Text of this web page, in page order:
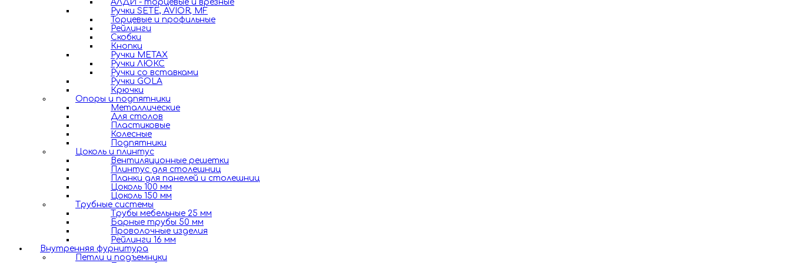
АЛДИ - торцевые и врезные
Ручки SETE, AVIOR, MF
Торцевые и профильные
Рейлинги
Скобки
Кнопки
Ручки METAX
Ручки ЛЮКС
Ручки со вставками
Ручки GOLA
Крючки
Опоры и подпятники
Металлические
Для столов
Пластиковые
Колесные
Подпятники
Цоколь и плинтус
Вентиляционные решетки
Плинтус для столешниц
Планки для панелей и столешниц
Цоколь 100 мм
Цоколь 150 мм
Трубные системы
Трубы мебельные 25 мм
Барные трубы 50 мм
Проволочные изделия
Рейлинги 16 мм
Внутренняя фурнитура
Петли и подъемники